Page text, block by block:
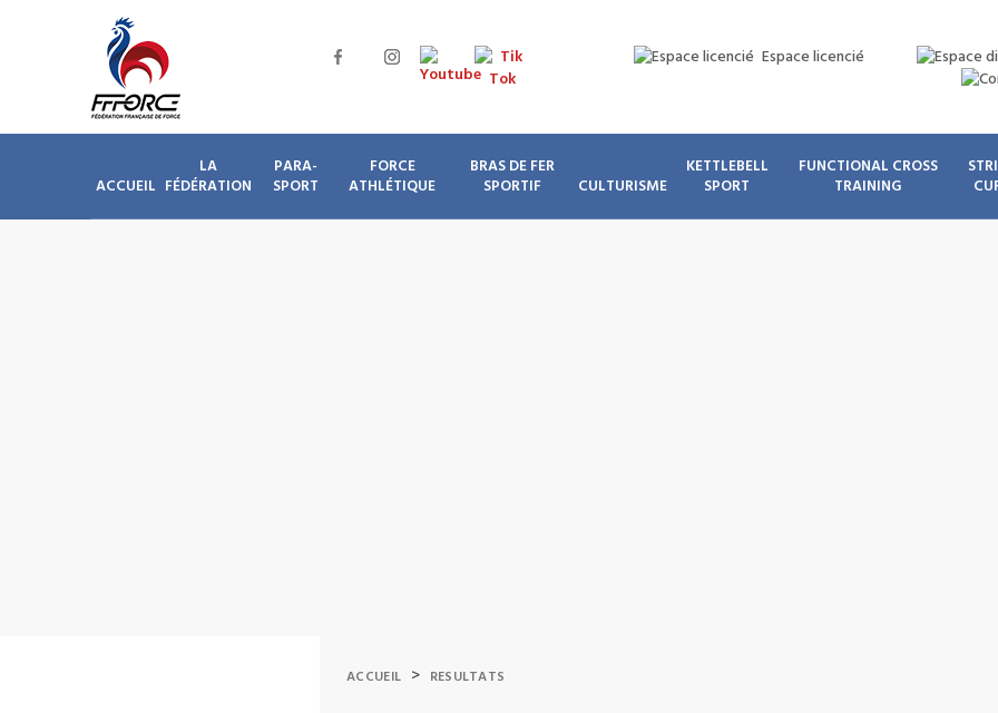
Espace licencié
ACCUEIL
LA
FÉDÉRATION
PARA-
SPORT
FORCE
ATHLÉTIQUE
BRAS DE FER
SPORTIF
CULTURISME
KETTLEBELL
SPORT
FUNCTIONAL CROSS
TRAINING
ACCUEIL > RESULTATS